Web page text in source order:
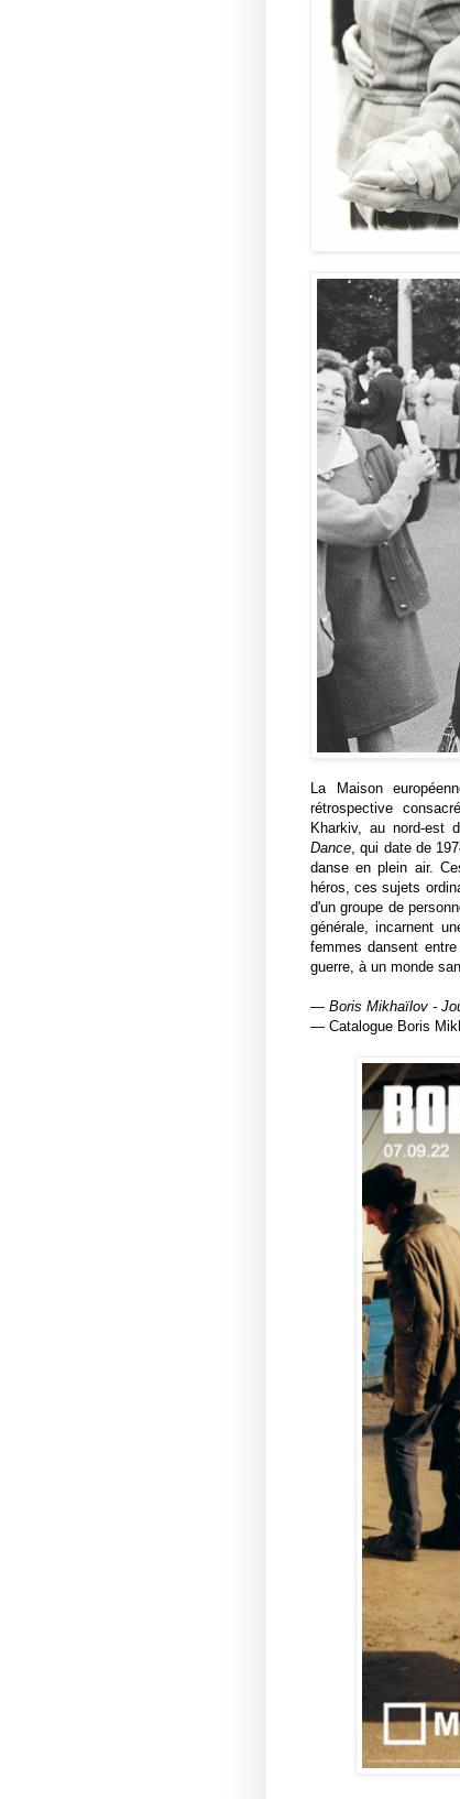
La Maison
rétrospective
Kharkiv, au nord-est
Dance, qui date de
danse en plein air.
héros, ces sujets
d'un groupe de
générale, incarnent
femmes dansent
guerre, à un monde
— Boris Mikhaïlov -
— Catalogue Boris